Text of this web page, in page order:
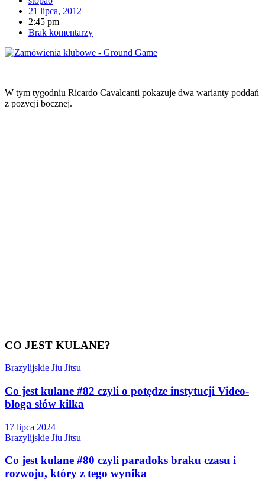
21 lipca, 2012
2:45 pm
Brak komentarzy
W tym tygodniu Ricardo Cavalcanti pokazuje dwa warianty poddań
z pozycji bocznej.
CO JEST KULANE?
Brazylijskie Jiu Jitsu
Co jest kulane #82 czyli o potędze instytucji Video-
bloga słów kilka
17 lipca 2024
Brazylijskie Jiu Jitsu
Co jest kulane #80 czyli paradoks braku czasu i
rozwoju, który z tego wynika